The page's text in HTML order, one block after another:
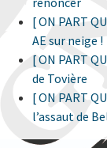
[ ON PART
AE sur neige !
[ ON PART
de Tovière
[ ON PART
l’assaut de